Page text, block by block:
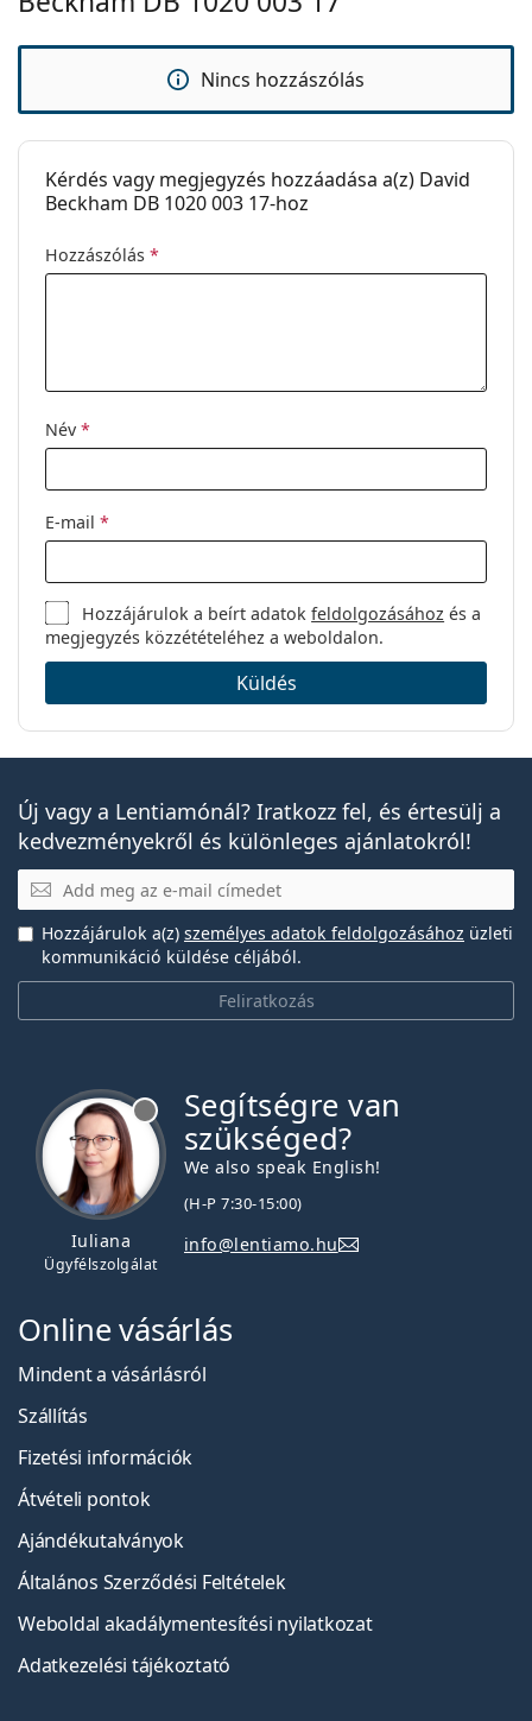
stílusokat találjon, vagy nézze meg
útmutatónkat, ha segítségre van szüksége a
Ez orvostechnikai eszköz. Használat előtt olvasd el a
használati útmutatót.
Nincs hozzászólás
Kérdés vagy megjegyzés hozzáadása a(z) David
Beckham DB 1020 003 17-hoz
Hozzászólás *
Név *
E-mail *
Hozzájárulok a beírt adatokfeldolgozásához és a
megjegyzés közzétételéhez a weboldalon.
Küldés
Új vagy a Lentiamónál? Iratkozz fel, és értesülj a
kedvezményekről és különleges ajánlatokról!
E-mail
Feliratkozás
Hozzájárulok a(z) személyes adatok feldolgozásához üzleti
kommunikáció küldése céljából.
Iuliana
Ügyfélszolgálat
Segítségre van
szükséged?
We also speak English!
(H-P 7:30-15:00)
info@lentiamo.hu
Online vásárlás
Mindent a vásárlásról
Szállítás
Fizetési információk
Átvételi pontok
Ajándékutalványok
Általános Szerződési Feltételek
Weboldal akadálymentesítési nyilatkozat
Adatkezelési tájékoztató